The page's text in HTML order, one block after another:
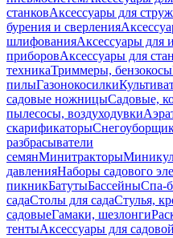
станковАксессуары для
бурения и сверления
шлифованияАксессуары для
приборовАксессуары для
техникаТриммеры, бензокосы
пилыГазонокосилки
садовые ножницыСадовые,
пылесосы, воздуходувки
скарификаторы
разбрасыватели
семянМинитракторы
давленияНаборы садового
пикникБатутыБассейныСпа-
садаСтолы для садаСтулья,
садовыеГамаки, шезлонги
тентыАксессуары для